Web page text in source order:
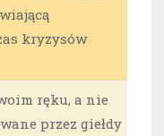
kryzysów
ręku, a nie
przez giełdy